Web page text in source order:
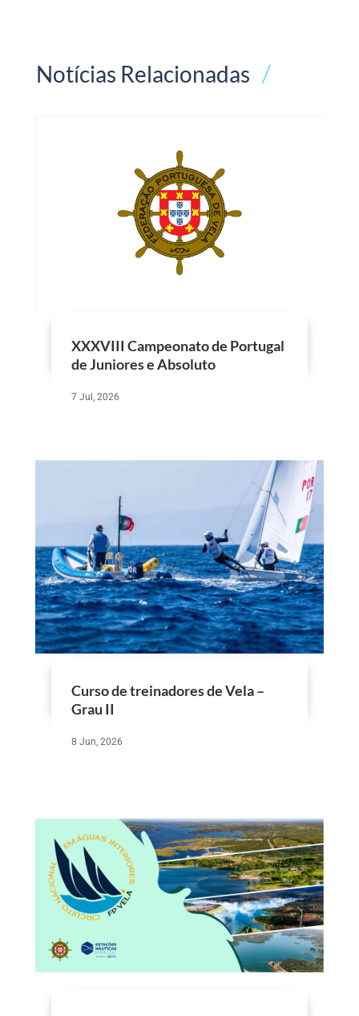
Notícias Relacionadas
XXXVIII Campeonato de Portugal
de Juniores e Absoluto
7 Jul, 2026
Curso de treinadores de Vela –
Grau II
8 Jun, 2026